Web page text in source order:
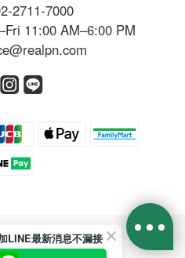
2711-7000
11:00 AM–6:00 PM
LINE最新消息不漏接